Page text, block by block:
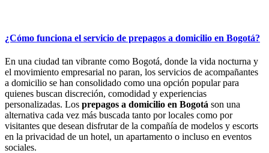
¿Cómo funciona el servicio de prepagos a domicilio en Bogotá?
En una ciudad tan vibrante como Bogotá, donde la vida nocturna y
el movimiento empresarial no paran, los servicios de acompañantes
a domicilio se han consolidado como una opción popular para
quienes buscan discreción, comodidad y experiencias
personalizadas. Los prepagos a domicilio en Bogotá son una
alternativa cada vez más buscada tanto por locales como por
visitantes que desean disfrutar de la compañía de modelos y escorts
en la privacidad de un hotel, un apartamento o incluso en eventos
sociales.